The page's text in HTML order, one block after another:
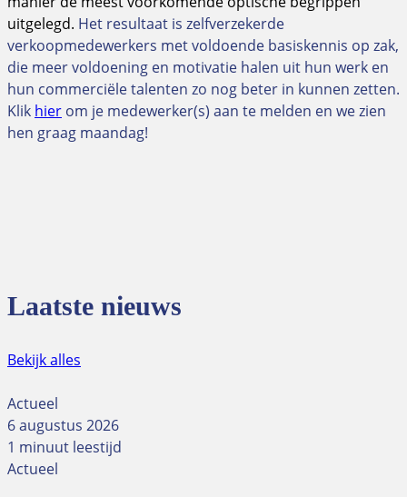
uitgelegd. Het resultaat is zelfverzekerde
verkoopmedewerkers met voldoende basiskennis op zak,
die meer voldoening en motivatie halen uit hun werk en
hun commerciële talenten zo nog beter in kunnen zetten.
Klik hier om je medewerker(s) aan te melden en we zien
hen graag maandag!
Laatste nieuws
Bekijk alles
Actueel
6 augustus 2026
1 minuut leestijd
Actueel